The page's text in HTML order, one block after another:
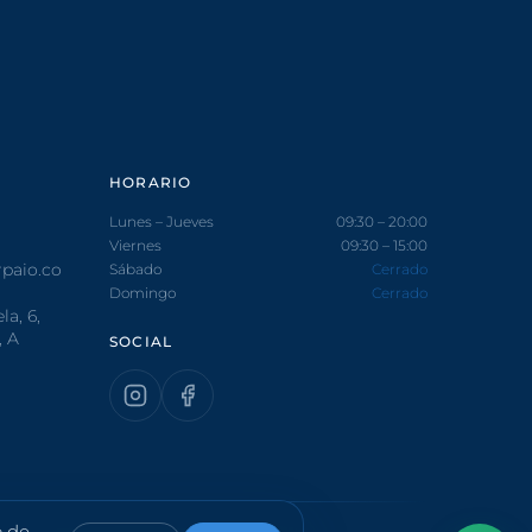
6,
A
HORARIO
Lunes – Jueves
09:30 – 20:00
Viernes
09:30 – 15:00
Sábado
Cerrado
Domingo
Cerrado
SOCIAL